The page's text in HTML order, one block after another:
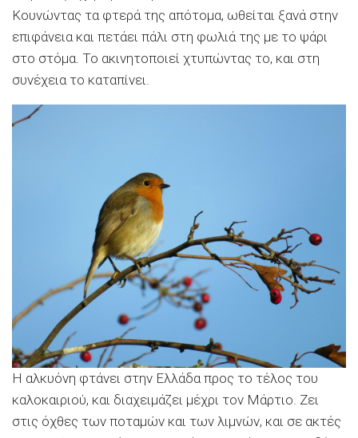
Κουνώντας τα φτερά της απότομα, ωθείται ξανά στην
επιφάνεια και πετάει πάλι στη φωλιά της με το ψάρι
στο στόμα. Το ακινητοποιεί χτυπώντας το, και στη
συνέχεια το καταπίνει.
Η αλκυόνη φτάνει στην Ελλάδα προς το τέλος του
καλοκαιριού, και διαχειμάζει μέχρι τον Μάρτιο. Ζει
στις όχθες των ποταμών και των λιμνών, και σε ακτές